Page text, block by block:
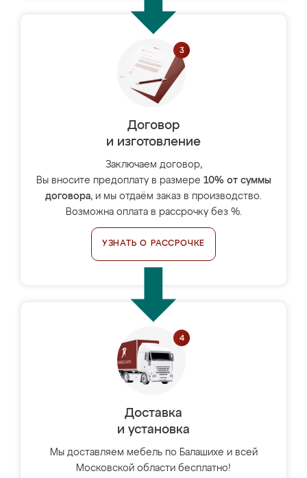
Договор
и изготовление
Заключаем договор,
Вы вносите предоплату в размере 10% от суммы
договора, и мы отдаём заказ в производство.
Возможна оплата в рассрочку без %.
УЗНАТЬ О РАССРОЧКЕ
Доставка
и установка
Мы доставляем мебель по Балашихе и всей
Московской области бесплатно!